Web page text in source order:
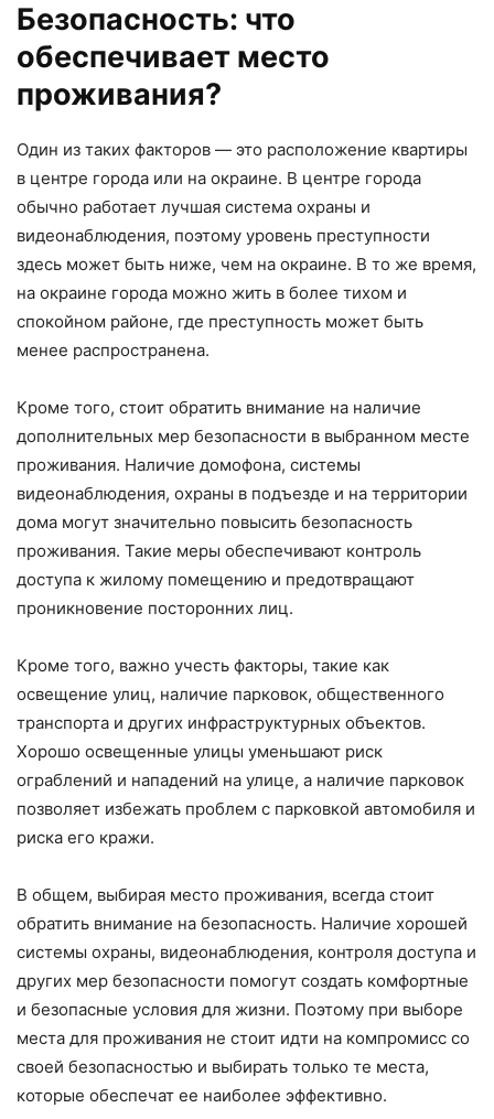
Безопасность: что
обеспечивает место
проживания?
Один из таких факторов — это расположение квартиры
в центре города или на окраине. В центре города
обычно работает лучшая система охраны и
видеонаблюдения, поэтому уровень преступности
здесь может быть ниже, чем на окраине. В то же время,
на окраине города можно жить в более тихом и
спокойном районе, где преступность может быть
менее распространена.
Кроме того, стоит обратить внимание на наличие
дополнительных мер безопасности в выбранном месте
проживания. Наличие домофона, системы
видеонаблюдения, охраны в подъезде и на территории
дома могут значительно повысить безопасность
проживания. Такие меры обеспечивают контроль
доступа к жилому помещению и предотвращают
проникновение посторонних лиц.
Кроме того, важно учесть факторы, такие как
освещение улиц, наличие парковок, общественного
транспорта и других инфраструктурных объектов.
Хорошо освещенные улицы уменьшают риск
ограблений и нападений на улице, а наличие парковок
позволяет избежать проблем с парковкой автомобиля и
риска его кражи.
В общем, выбирая место проживания, всегда стоит
обратить внимание на безопасность. Наличие хорошей
системы охраны, видеонаблюдения, контроля доступа и
других мер безопасности помогут создать комфортные
и безопасные условия для жизни. Поэтому при выборе
места для проживания не стоит идти на компромисс со
своей безопасностью и выбирать только те места,
которые обеспечат ее наиболее эффективно.